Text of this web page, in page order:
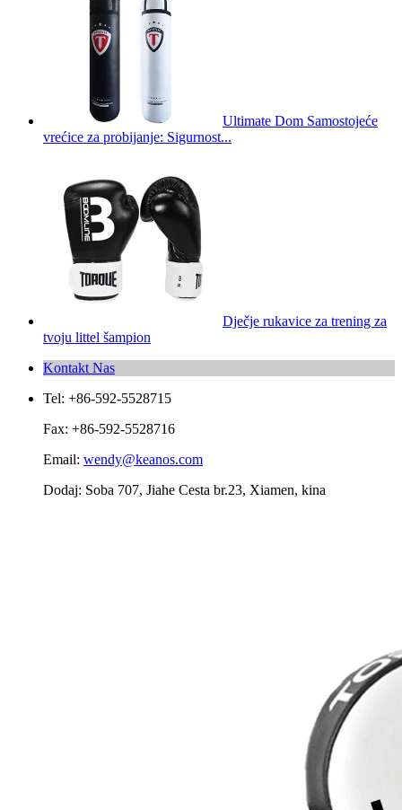
Ultimate Dom Samostojeće
vrećice za probijanje: Sigurnost...
Dječje rukavice za trening za
tvoju littel šampion
Kontakt Nas
Tel: +86-592-5528715
Fax: +86-592-5528716
Email: wendy@keanos.com
Dodaj: Soba 707, Jiahe Cesta br.23, Xiamen, kina